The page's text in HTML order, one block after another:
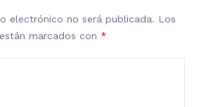
electrónico no será publicada. Los
marcados con *